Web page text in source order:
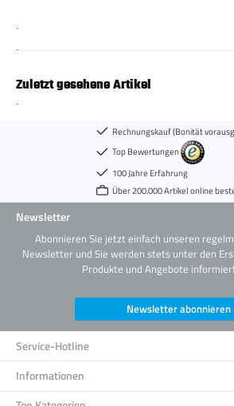
Zuletzt gesehene Artikel
Rechnungskauf (Bonität
Top Bewertungen
100 Jahre Erfahrung
Über 200.000 Artikel online
Newsletter
Abonnieren Sie jetzt einfach unseren
Newsletter und Sie werden stets unter den
Produkte und Angebote
Newsletter abonnieren
Service-Hotline
Informationen